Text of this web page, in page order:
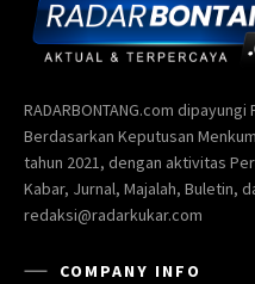
RADARBONTANG.com dipayungi
Berdasarkan Keputusan
tahun 2021, dengan aktivitas
Kabar, Jurnal, Majalah, Buletin,
redaksi@radarkukar.com
COMPANY INFO